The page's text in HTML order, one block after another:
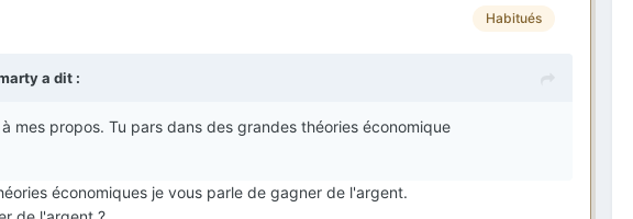
Habitués
a dit :
mes propos. Tu pars dans des grandes théories économique
économiques je vous parle de gagner de l'argent.